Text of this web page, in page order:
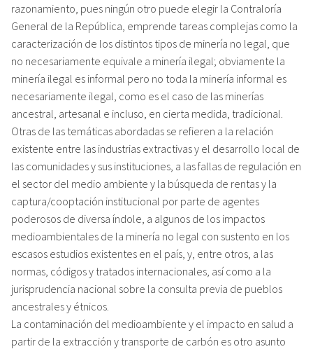
razonamiento, pues ningún otro puede elegir la Contraloría
General de la República, emprende tareas complejas como la
caracterización de los distintos tipos de minería no legal, que
no necesariamente equivale a minería ilegal; obviamente la
minería ilegal es informal pero no toda la minería informal es
necesariamente ilegal, como es el caso de las minerías
ancestral, artesanal e incluso, en cierta medida, tradicional.
Otras de las temáticas abordadas se refieren a la relación
existente entre las industrias extractivas y el desarrollo local de
las comunidades y sus instituciones, a las fallas de regulación en
el sector del medio ambiente y la búsqueda de rentas y la
captura/cooptación institucional por parte de agentes
poderosos de diversa índole, a algunos de los impactos
medioambientales de la minería no legal con sustento en los
escasos estudios existentes en el país, y, entre otros, a las
normas, códigos y tratados internacionales, así como a la
jurisprudencia nacional sobre la consulta previa de pueblos
ancestrales y étnicos.
La contaminación del medioambiente y el impacto en salud a
partir de la extracción y transporte de carbón es otro asunto